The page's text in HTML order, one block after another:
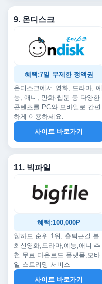
9. 온디스크
혜택:7일 무제한 정액권
온디스크에서 영화, 드라마, 예
능, 애니, 만화·웹툰 등 다양한
콘텐츠를 PC와 모바일로 간편
하게 이용하세요.
사이트 바로가기
11. 빅파일
혜택:100,000P
웹하드 순위 1위, 출퇴근길 볼
최신영화,드라마,예능,애니 추
천 무료 다운로드 플랫폼,모바
일 스트리밍 서비스
사이트 바로가기